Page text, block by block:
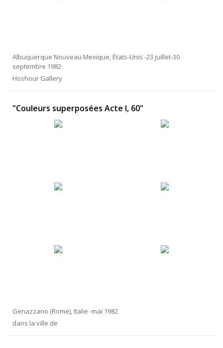
Albuquerque Nouveau Mexique, États-Unis -23 juillet-30
septembre 1982
Hoshour Gallery
"Couleurs superposées Acte I, 60"
Genazzano (Rome), Italie -mai 1982
dans la ville de